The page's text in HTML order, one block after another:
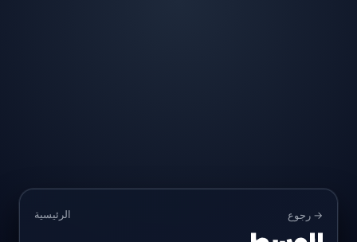
→ رجوع الرئيسية